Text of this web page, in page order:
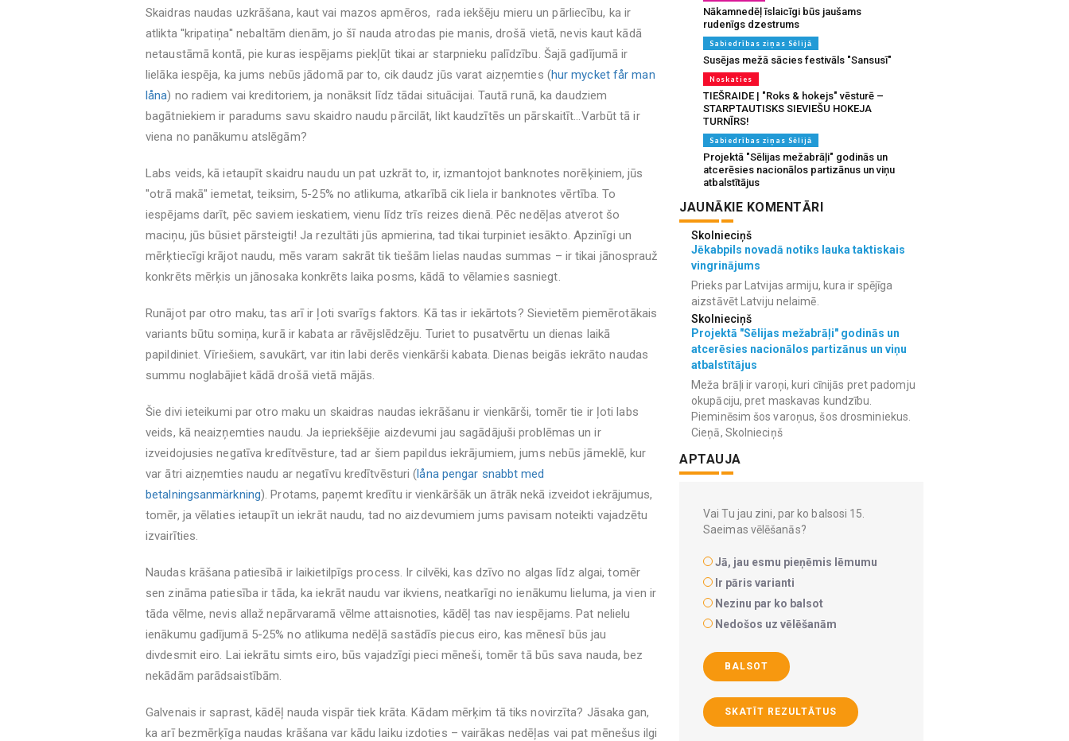
Skaidras naudas uzkrāšana, kaut vai mazos apmēros, rada iekšēju mieru un pārliecību, ka ir
atlikta ''kripatiņa'' nebaltām dienām, jo šī nauda atrodas pie manis, drošā vietā, nevis kaut kādā
netaustāmā kontā, pie kuras iespējams piekļūt tikai ar starpnieku palīdzību. Šajā gadījumā ir
lielāka iespēja, ka jums nebūs jādomā par to, cik daudz jūs varat aizņemties (hur mycket får man
låna) no radiem vai kreditoriem, ja nonāksit līdz tādai situācijai. Tautā runā, ka daudziem
bagātniekiem ir paradums savu skaidro naudu pārcilāt, likt kaudzītēs un pārskaitīt...Varbūt tā ir
viena no panākumu atslēgām?
Labs veids, kā ietaupīt skaidru naudu un pat uzkrāt to, ir, izmantojot banknotes norēķiniem, jūs
''otrā makā'' iemetat, teiksim, 5-25% no atlikuma, atkarībā cik liela ir banknotes vērtība. To
iespējams darīt, pēc saviem ieskatiem, vienu līdz trīs reizes dienā. Pēc nedēļas atverot šo
maciņu, jūs būsiet pārsteigti! Ja rezultāti jūs apmierina, tad tikai turpiniet iesākto. Apzinīgi un
mērķtiecīgi krājot naudu, mēs varam sakrāt tik tiešām lielas naudas summas – ir tikai jānosprauž
konkrēts mērķis un jānosaka konkrēts laika posms, kādā to vēlamies sasniegt.
Runājot par otro maku, tas arī ir ļoti svarīgs faktors. Kā tas ir iekārtots? Sievietēm piemērotākais
variants būtu somiņa, kurā ir kabata ar rāvējslēdzēju. Turiet to pusatvērtu un dienas laikā
papildiniet. Vīriešiem, savukārt, var itin labi derēs vienkārši kabata. Dienas beigās iekrāto naudas
summu noglabājiet kādā drošā vietā mājās.
Šie divi ieteikumi par otro maku un skaidras naudas iekrāšanu ir vienkārši, tomēr tie ir ļoti labs
veids, kā neaizņemties naudu. Ja iepriekšējie aizdevumi jau sagādājuši problēmas un ir
izveidojusies negatīva kredītvēsture, tad ar šiem papildus iekrājumiem, jums nebūs jāmeklē, kur
var ātri aizņemties naudu ar negatīvu kredītvēsturi (låna pengar snabbt med
betalningsanmärkning). Protams, paņemt kredītu ir vienkāršāk un ātrāk nekā izveidot iekrājumus,
tomēr, ja vēlaties ietaupīt un iekrāt naudu, tad no aizdevumiem jums pavisam noteikti vajadzētu
izvairīties.
Naudas krāšana patiesībā ir laikietilpīgs process. Ir cilvēki, kas dzīvo no algas līdz algai, tomēr
sen zināma patiesība ir tāda, ka iekrāt naudu var ikviens, neatkarīgi no ienākumu lieluma, ja vien ir
tāda vēlme, nevis allaž nepārvaramā vēlme attaisnoties, kādēļ tas nav iespējams. Pat nelielu
ienākumu gadījumā 5-25% no atlikuma nedēļā sastādīs piecus eiro, kas mēnesī būs jau
divdesmit eiro. Lai iekrātu simts eiro, būs vajadzīgi pieci mēneši, tomēr tā būs sava nauda, bez
nekādām parādsaistībām.
Galvenais ir saprast, kādēļ nauda vispār tiek krāta. Kādam mērķim tā tiks novirzīta? Jāsaka gan,
ka arī bezmērķīga naudas krāšana var kādu laiku izdoties – vairākas nedēļas vai pat mēnešus ilgi
Nākamnedēļ īslaicīgi būs jaušams
rudenīgs dzestrums
Sabiedrības ziņas Sēlijā
Susējas mežā sācies festivāls "Sansusī"
Noskaties
TIEŠRAIDE | "Roks & hokejs" vēsturē –
STARPTAUTISKS SIEVIEŠU HOKEJA
TURNĪRS!
Sabiedrības ziņas Sēlijā
Projektā "Sēlijas mežabrāļi" godinās un
atcerēsies nacionālos partizānus un viņu
atbalstītājus
JAUNĀKIE KOMENTĀRI
Skolnieciņš
Jēkabpils novadā notiks lauka taktiskais
vingrinājums
Prieks par Latvijas armiju, kura ir spējīga
aizstāvēt Latviju nelaimē.
Skolnieciņš
Projektā "Sēlijas mežabrāļi" godinās un
atcerēsies nacionālos partizānus un viņu
atbalstītājus
Meža brāļi ir varoņi, kuri cīnijās pret padomju
okupāciju, pret maskavas kundzību.
Pieminēsim šos varoņus, šos drosminiekus.
Cieņā, Skolnieciņš
APTAUJA
Vai Tu jau zini, par ko balsosi 15.
Saeimas vēlēšanās?
Jā, jau esmu pieņēmis lēmumu
Ir pāris varianti
Nezinu par ko balsot
Nedošos uz vēlēšanām
BALSOT
SKATĪT REZULTĀTUS